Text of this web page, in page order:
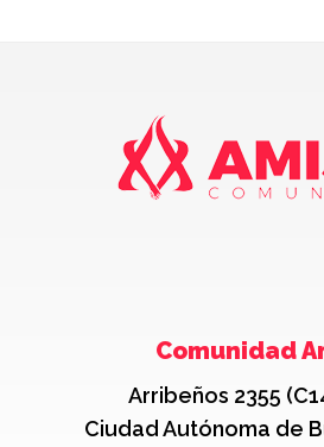
Comunidad
Arribeños 2355
Ciudad Autónoma de